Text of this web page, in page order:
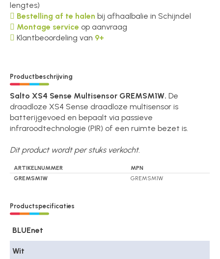
lengtes)
Bestelling af te halen bij afhaalbalie in Schijndel
Montage service op aanvraag
Klantbeoordeling van 9+
Productbeschrijving
Salto XS4 Sense Multisensor GREMSM1W. De
draadloze XS4 Sense draadloze multisensor is
batterijgevoed en bepaalt via passieve
infraroodtechnologie (PIR) of een ruimte bezet is.
Dit product wordt per stuks verkocht.
ARTIKELNUMMER
MPN
GREMSM1W
GREMSM1W
Productspecificaties
BLUEnet
Wit